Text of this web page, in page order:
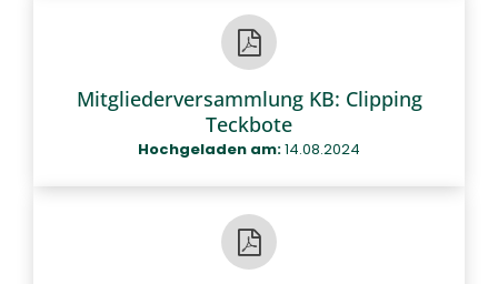
Mitgliederversammlung KB: Clipping
Teckbote
Hochgeladen am:14.08.2024